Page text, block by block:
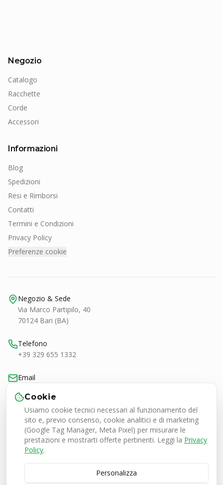
Negozio
Catalogo
Racchette
Corde
Accessori
Informazioni
Blog
Spedizioni
Resi e Rimborsi
Contatti
Termini e Condizioni
Privacy Policy
Preferenze cookie
Negozio & Sede
Via Marco Partipilo, 40
70124 Bari (BA)
Telefono
+39 329 655 1332
Email
Orari
Lun-Ven 9:00-20:30
Sab 9:00-13:00 / 16:30-20:30
Smash Tennis Specialist Srl
Cookie
Usiamo cookie tecnici necessari al funzionamento del
sito e, previo consenso, cookie analitici e di marketing
(Google Tag Manager, Meta Pixel) per misurare le
prestazioni e mostrarti offerte pertinenti. Leggi la Privacy
Policy.
Personalizza